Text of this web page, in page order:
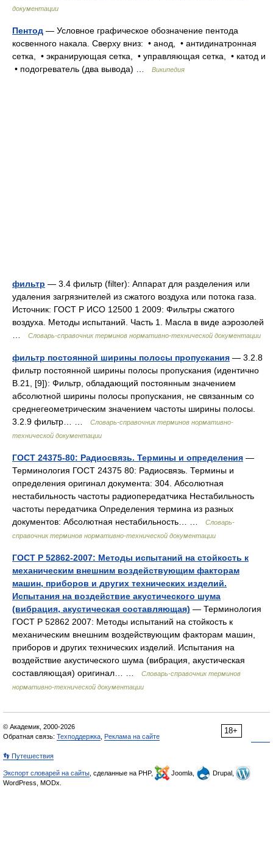
документации
Пентод — Условное графическое обозначение пентода
косвенного накала. Сверху вниз: • анод, • антидинатронная
сетка, • экранирующая сетка, • управляющая сетка, • катод и
• подогреватель (два вывода) …
Википедия
фильтр — 3.4 фильтр (filter): Аппарат для разделения или
удаления загрязнителей из сжатого воздуха или потока газа.
Источник: ГОСТ Р ИСО 12500 1 2009: Фильтры сжатого
воздуха. Методы испытаний. Часть 1. Масла в виде аэрозолей
Словарь-справочник терминов нормативно-технической документации
фильтр постоянной ширины полосы пропускания — 3.2.8
фильтр постоянной ширины полосы пропускания (идентично
В.21, [9]): Фильтр, обладающий постоянным значением
абсолютной ширины полосы пропускания, не связанным со
среднегеометрическим значением частоты ширины полосы.
3.2.9 фильтр… …
Словарь-справочник терминов нормативно-
технической документации
ГОСТ 24375-80: Радиосвязь. Термины и определения —
Терминология ГОСТ 24375 80: Радиосвязь. Термины и
определения оригинал документа: 304. Абсолютная
нестабильность частоты радиопередатчика Нестабильность
частоты передатчика Определения термина из разных
документов: Абсолютная нестабильность… …
Словарь-
справочник терминов нормативно-технической документации
ГОСТ Р 52862-2007: Методы испытаний на стойкость к
механическим внешним воздействующим факторам
машин, приборов и других технических изделий.
Испытания на воздействие акустического шума
(вибрация, акустическая составляющая) — Терминология
ГОСТ Р 52862 2007: Методы испытаний на стойкость к
механическим внешним воздействующим факторам машин,
приборов и других технических изделий. Испытания на
воздействие акустического шума (вибрация, акустическая
составляющая) оригинал… …
Словарь-справочник терминов
нормативно-технической документации
18+
© Академик, 2000-2026
Обратная связь: Техподдержка Реклама на сайте
👣 Путешествия
Экспорт словарей на сайты , сделанные на PHP, Joomla,
Drupal,
WordPress, MODx.